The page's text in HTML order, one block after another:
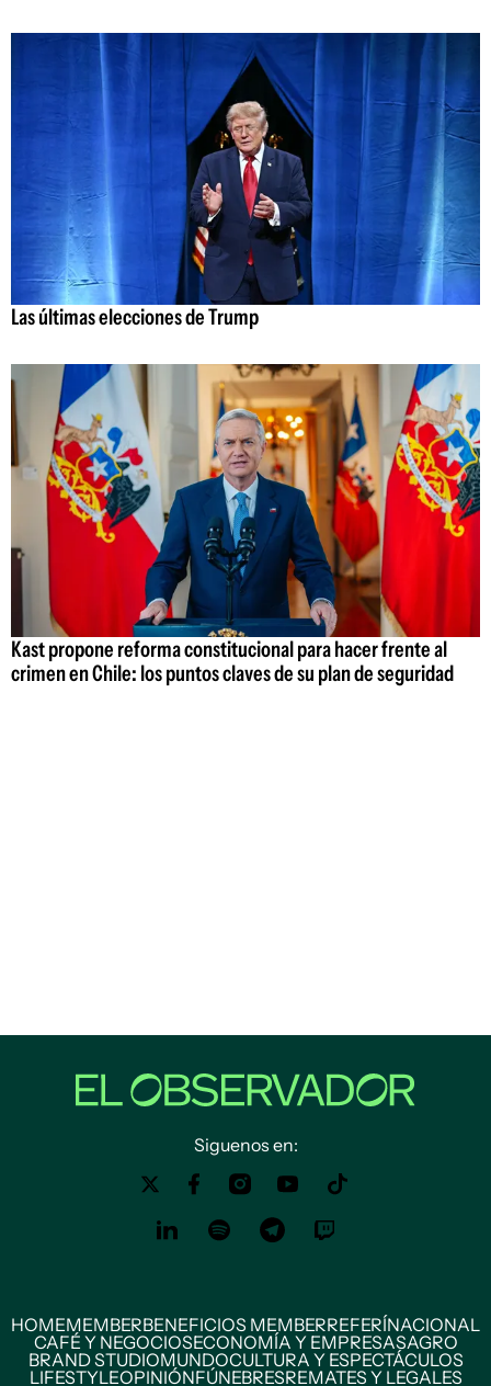
Las últimas elecciones de Trump
Kast propone reforma constitucional para hacer frente al
crimen en Chile: los puntos claves de su plan de seguridad
Siguenos en:
HOMEMEMBERBENEFICIOS MEMBERREFERÍNACIONAL
CAFÉ Y NEGOCIOSECONOMÍA Y EMPRESASAGRO
BRAND STUDIOMUNDOCULTURA Y ESPECTÁCULOS
LIFESTYLEOPINIÓNFÚNEBRESREMATES Y LEGALES